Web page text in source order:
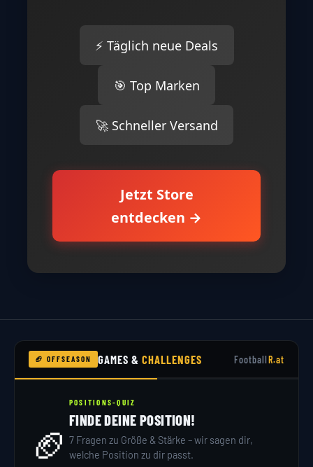
⚡ Täglich neue Deals
🎯 Top Marken
🚀 Schneller Versand
Jetzt Store
entdecken →
🏈 OFFSEASON GAMES &CHALLENGES FootballR.at
🏈
POSITIONS-QUIZ
FINDE DEINE POSITION!
7 Fragen zu Größe & Stärke – wir sagen dir,
welche Position zu dir passt.